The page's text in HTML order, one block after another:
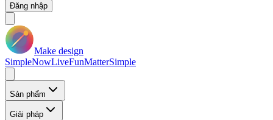
Đăng nhập
Make design
SimpleNowLiveFunMatterSimple
Sản phẩm
Giải pháp